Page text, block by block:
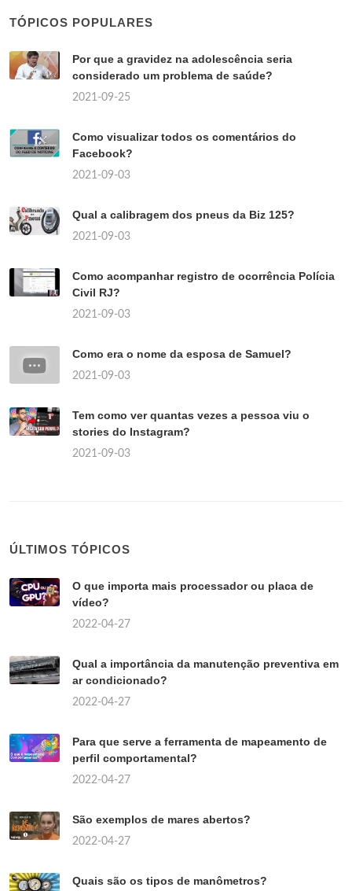
TÓPICOS POPULARES
Por que a gravidez na adolescência seria
considerado um problema de saúde?
2021-09-25
Como visualizar todos os comentários do
Facebook?
2021-09-03
Qual a calibragem dos pneus da Biz 125?
2021-09-03
Como acompanhar registro de ocorrência Polícia
Civil RJ?
2021-09-03
Como era o nome da esposa de Samuel?
2021-09-03
Tem como ver quantas vezes a pessoa viu o
stories do Instagram?
2021-09-03
ÚLTIMOS TÓPICOS
O que importa mais processador ou placa de
vídeo?
2022-04-27
Qual a importância da manutenção preventiva em
ar condicionado?
2022-04-27
Para que serve a ferramenta de mapeamento de
perfil comportamental?
2022-04-27
São exemplos de mares abertos?
2022-04-27
Quais são os tipos de manômetros?